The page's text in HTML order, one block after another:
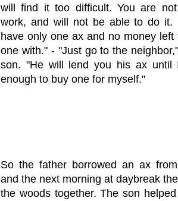
will find it too difficult. You are
work, and will not be able to do it.
have only one ax and no money left
one with." - "Just go to the
son. "He will lend you his ax until
enough to buy one for myself."
So the father borrowed an ax
and the next morning at daybreak
the woods together. The son